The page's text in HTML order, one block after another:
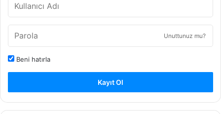
Unuttunuz mu?
Beni hatırla
Kayıt Ol